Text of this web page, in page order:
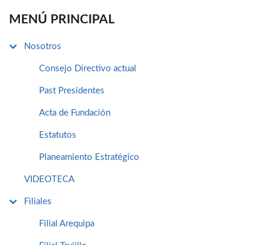
MENÚ PRINCIPAL
Nosotros
Consejo Directivo actual
Past Presidentes
Acta de Fundación
Estatutos
Planeamiento Estratégico
VIDEOTECA
Filiales
Filial Arequipa